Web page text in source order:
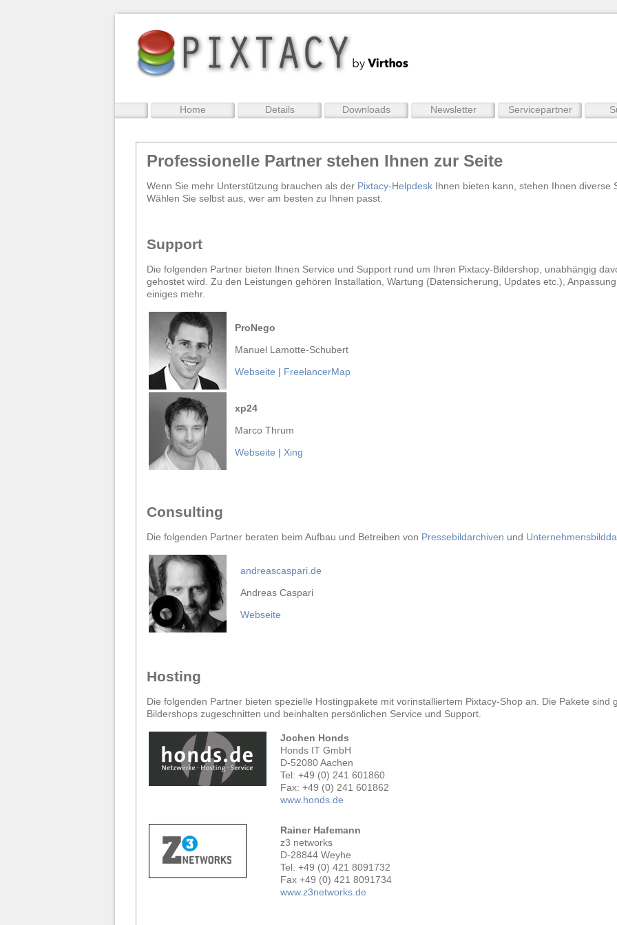
Home Details Downloads Newsletter Servicepartner
Professionelle Partner stehen Ihnen zur Seite
Wenn Sie mehr Unterstützung brauchen als der Pixtacy-Helpdesk Ihnen bieten kann, stehen Ihnen diverse
Wählen Sie selbst aus, wer am besten zu Ihnen passt.
Support
Die folgenden Partner bieten Ihnen Service und Support rund um Ihren Pixtacy-Bildershop, unabhängig
gehostet wird. Zu den Leistungen gehören Installation, Wartung (Datensicherung, Updates etc.),
einiges mehr.
ProNego
Manuel Lamotte-Schubert
Webseite | FreelancerMap
xp24
Marco Thrum
Webseite | Xing
Consulting
Die folgenden Partner beraten beim Aufbau und Betreiben von Pressebildarchiven und
andreascaspari.de
Andreas Caspari
Webseite
Hosting
Die folgenden Partner bieten spezielle Hostingpakete mit vorinstalliertem Pixtacy-Shop an. Die Pakete sind
Bildershops zugeschnitten und beinhalten persönlichen Service und Support.
Jochen Honds
Honds IT GmbH
D-52080 Aachen
Tel: +49 (0) 241 601860
Fax: +49 (0) 241 601862
www.honds.de
Rainer Hafemann
z3 networks
D-28844 Weyhe
Tel. +49 (0) 421 8091732
Fax +49 (0) 421 8091734
www.z3networks.de